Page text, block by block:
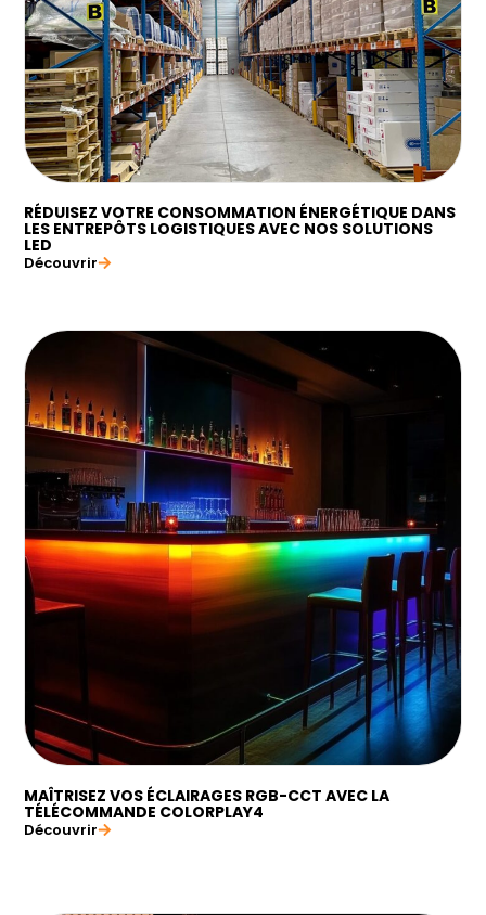
RÉDUISEZ VOTRE CONSOMMATION ÉNERGÉTIQUE DANS
LES ENTREPÔTS LOGISTIQUES AVEC NOS SOLUTIONS
LED
Découvrir
MAÎTRISEZ VOS ÉCLAIRAGES RGB-CCT AVEC LA
TÉLÉCOMMANDE COLORPLAY4
Découvrir